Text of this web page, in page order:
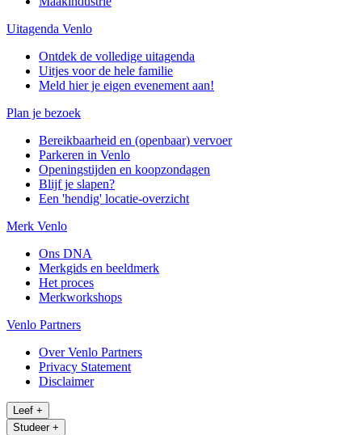
Uitagenda Venlo
Ontdek de volledige uitagenda
Uitjes voor de hele familie
Meld hier je eigen evenement aan!
Plan je bezoek
Bereikbaarheid en (openbaar) vervoer
Parkeren in Venlo
Openingstijden en koopzondagen
Blijf je slapen?
Een 'hendig' locatie-overzicht
Merk Venlo
Ons DNA
Merkgids en beeldmerk
Het proces
Merkworkshops
Venlo Partners
Over Venlo Partners
Privacy Statement
Disclaimer
Leef +
Studeer +